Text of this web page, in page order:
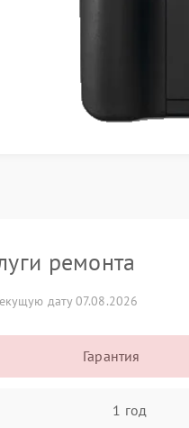
ремонта
дату 07.08.2026
Гарантия
1 год